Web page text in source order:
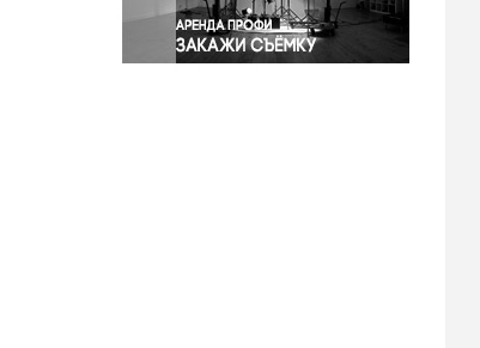
Экономика и бизнес